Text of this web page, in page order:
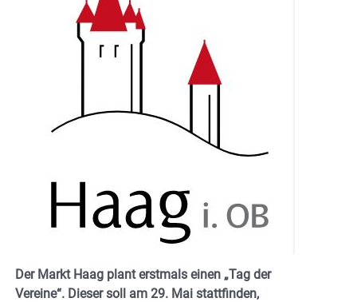
Der Markt Haag plant erstmals einen „Tag der
Vereine“. Dieser soll am 29. Mai stattfinden,